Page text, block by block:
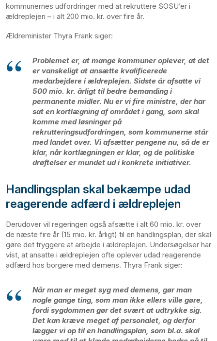
kommunernes udfordringer med at rekruttere SOSU’er i
ældreplejen – i alt 200 mio. kr. over fire år.
Ældreminister Thyra Frank siger:
Problemet er, at mange kommuner oplever, at det
er vanskeligt at ansætte kvalificerede
medarbejdere i ældreplejen. Sidste år afsatte vi
500 mio. kr. årligt til bedre bemanding i
permanente midler. Nu er vi fire ministre, der har
sat en kortlægning af området i gang, som skal
komme med løsninger på
rekrutteringsudfordringen, som kommunerne står
med landet over. Vi afsætter pengene nu, så de er
klar, når kortlægningen er klar, og de politiske
drøftelser er mundet ud i konkrete initiativer.
Handlingsplan skal bekæmpe udad
reagerende adfærd i ældreplejen
Derudover vil regeringen også afsætte i alt 60 mio. kr. over
de næste fire år (15 mio. kr. årligt) til en handlingsplan, der skal
gøre det tryggere at arbejde i ældreplejen. Undersøgelser har
vist, at ansatte i ældreplejen ofte oplever udad reagerende
adfærd hos borgere med demens. Thyra Frank siger:
Når man er meget syg med demens, gør man
nogle gange ting, som man ikke ellers ville gøre,
fordi sygdommen gør det svært at udtrykke sig.
Det kan kræve meget af personalet, og derfor
lægger vi op til en handlingsplan, som bl.a. skal